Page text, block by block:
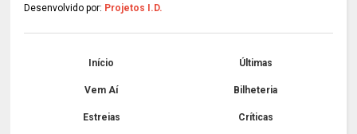
Desenvolvido por: Projetos I.D.
Início Últimas
Vem Aí Bilheteria
Estreias Críticas